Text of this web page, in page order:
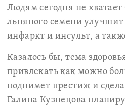
Людям сегодня не
льняного семени улучшит
инфаркт и инсульт, а
Казалось бы, тема
привлекать как можно
поднимет престиж и
Галина Кузнецова